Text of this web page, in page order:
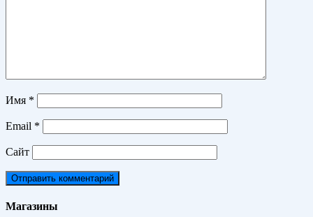
Имя *
Email *
Сайт
Магазины